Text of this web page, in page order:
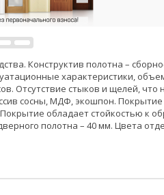
Конструктив полотна –
характеристики,
Отсутствие стыков и щелей, что
сосны, МДФ, экошпон.
обладает стойкостью к
полотна – 40 мм. Цвета